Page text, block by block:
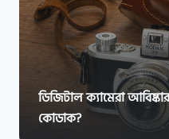
ডিজিটাল ক্যামেরা
কোডাক?